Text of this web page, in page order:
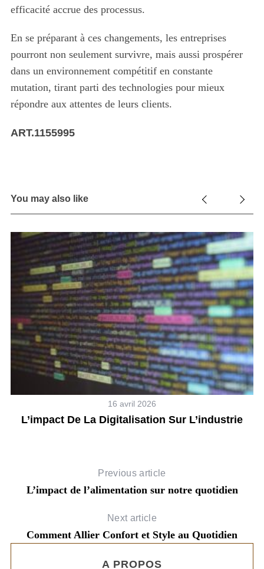
efficacité accrue des processus.
En se préparant à ces changements, les entreprises
pourront non seulement survivre, mais aussi prospérer
dans un environnement compétitif en constante
mutation, tirant parti des technologies pour mieux
répondre aux attentes de leurs clients.
ART.1155995
You may also like
16 avril 2026
L’impact De La Digitalisation Sur L’industrie
Previous article
L’impact de l’alimentation sur notre quotidien
Next article
Comment Allier Confort et Style au Quotidien
A PROPOS